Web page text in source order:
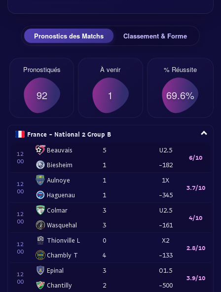
Pronostics des Matchs Classement & Forme
Pronostiqués
92
À venir
1
% Réussite
69.6%
France - National 2 Group B
12
00
Beauvais
Biesheim
5
1
U2.5
-182
6/10
12
00
Aulnoye
Haguenau
1
1
1X
-345
3.7/10
12
00
Colmar
Wasquehal
3
3
U2.5
-161
4/10
12
00
Thionville L
Chambly T
0
4
X2
-133
2.8/10
12
00
Epinal
Chantilly
3
2
O1.5
-500
3.9/10